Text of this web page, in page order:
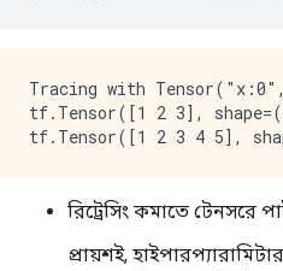
Tracing with
tf.Tensor([1 2 3],
রিট্রেসিং কমাতে টেনসরে
প্রায়শই,